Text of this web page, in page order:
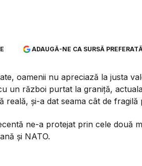
ADAUGĂ-NE CA SURSĂ
oamenii nu apreciază la justa
un război purtat la graniță,
reală, și-a dat seama cât de fragilă
ne-a protejat prin cele două
și NATO.